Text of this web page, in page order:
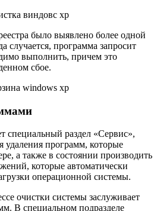
было выявлено более одной
случается, программа запросит
выполнить, причем это
сбое.
специальный раздел «Сервис»,
удаления программ, которые
а также в состоянии производить
которые автоматически
операционной системы.
очистки системы заслуживает
В специальном подразделе